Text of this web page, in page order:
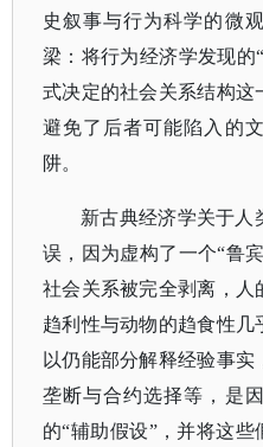
史叙事与行为科学的微
梁：将行为经济学发现的
式决定的社会关系结构这
避免了后者可能陷入的
阱。
新古典经济学关于人
误，因为虚构了一个“鲁
社会关系被完全剥离，人
趋利性与动物的趋食性
以仍能部分解释经验事实
垄断与合约选择等，是
的“辅助假设”，并将这些